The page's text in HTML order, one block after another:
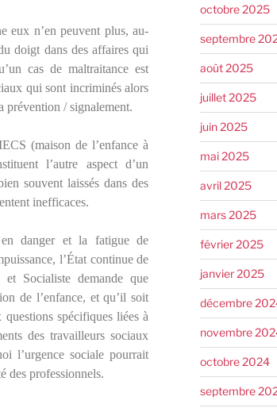
eux n’en peuvent plus, au-
doigt dans des affaires qui
cas de maltraitance est
qui sont incriminés alors
prévention / signalement.
(maison de l’enfance à
l’autre aspect d’un
souvent laissés dans des
inefficaces.
en danger et la fatigue de
l’État continue de
Socialiste demande que
de l’enfance, et qu’il soit
spécifiques liées à
des travailleurs sociaux
l’urgence sociale pourrait
des professionnels.
octobre 2025
septembre
août 2025
juillet 2025
juin 2025
mai 2025
avril 2025
mars 2025
février 2025
janvier 2025
décembre
novembre
octobre 2024
septembre